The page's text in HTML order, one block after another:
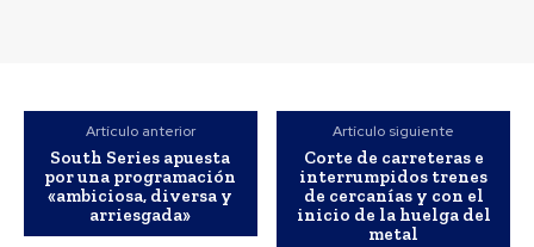
Artículo anterior
South Series apuesta
por una programación
«ambiciosa, diversa y
arriesgada»
Artículo siguiente
Corte de carreteras e
interrumpidos trenes
de cercanías y con el
inicio de la huelga del
metal